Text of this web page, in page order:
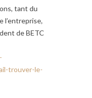
tant du
l’entreprise,
de BETC
trouver-le-